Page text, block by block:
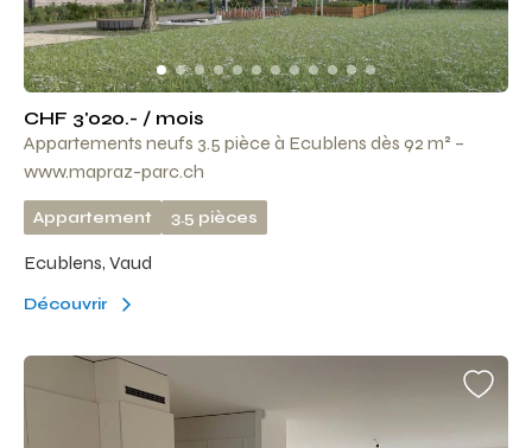
CHF 3'020.- / mois
Appartements neufs 3.5 pièce à Ecublens dès 92 m² –
www.mapraz-parc.ch
Appartement 3.5 pièces
Ecublens, Vaud
Découvrir